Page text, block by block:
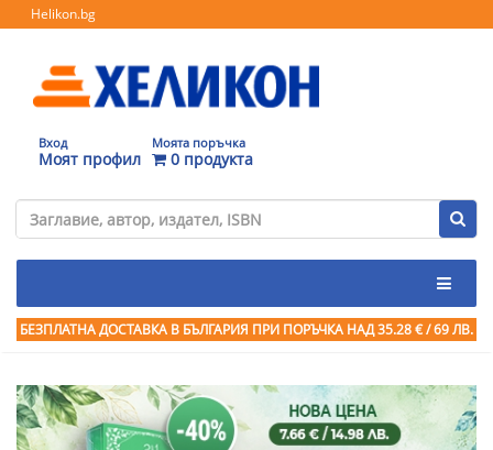
Helikon.bg
Вход
Моят профил
Моята поръчка
0 продукта
БЕЗПЛАТНА ДОСТАВКА В БЪЛГАРИЯ ПРИ ПОРЪЧКА НАД 35.28 € / 69 ЛВ.